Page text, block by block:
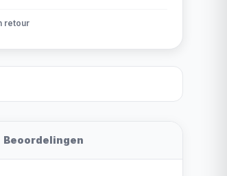
retour
Beoordelingen